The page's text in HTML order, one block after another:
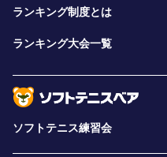
ランキング制度とは
ランキング大会一覧
ソフトテニス練習会